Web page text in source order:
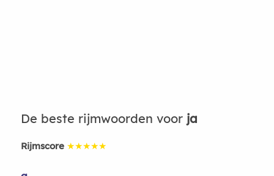
De beste rijmwoorden voor ja
Rijmscore ★★★★★